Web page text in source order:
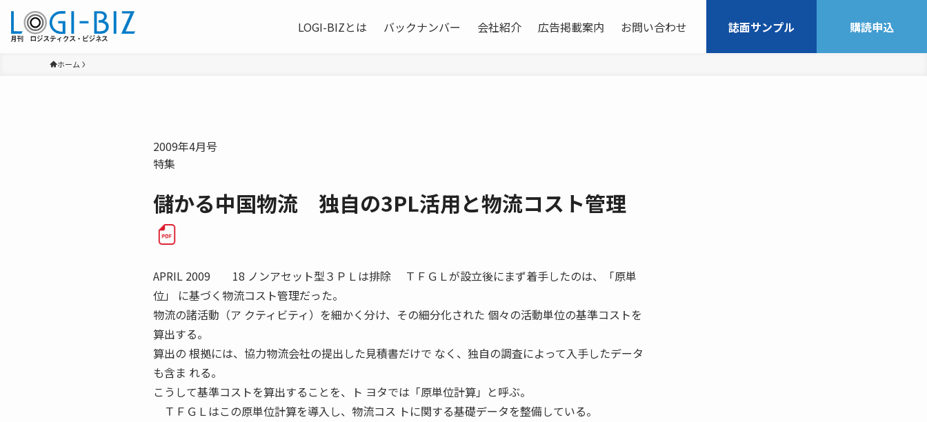
LOGI-BIZとは バックナンバー 会社紹介 広告掲載案内 お問い合わせ 誌面サンプル 購読申込
ホーム
2009年4月号
特集
儲かる中国物流 独自の3PL活用と物流コスト管理
APRIL 2009 18 ノンアセット型３ＰＬは排除 ＴＦＧＬが設立後にまず着手したのは、「原単
位」 に基づく物流コスト管理だった。
物流の諸活動（ア クティビティ）を細かく分け、その細分化された 個々の活動単位の基準コストを
算出する。
算出の 根拠には、協力物流会社の提出した見積書だけで なく、独自の調査によって入手したデータ
も含ま れる。
こうして基準コストを算出することを、ト ヨタでは「原単位計算」と呼ぶ。
ＴＦＧＬはこの原単位計算を導入し、物流コス トに関する基礎データを整備している。